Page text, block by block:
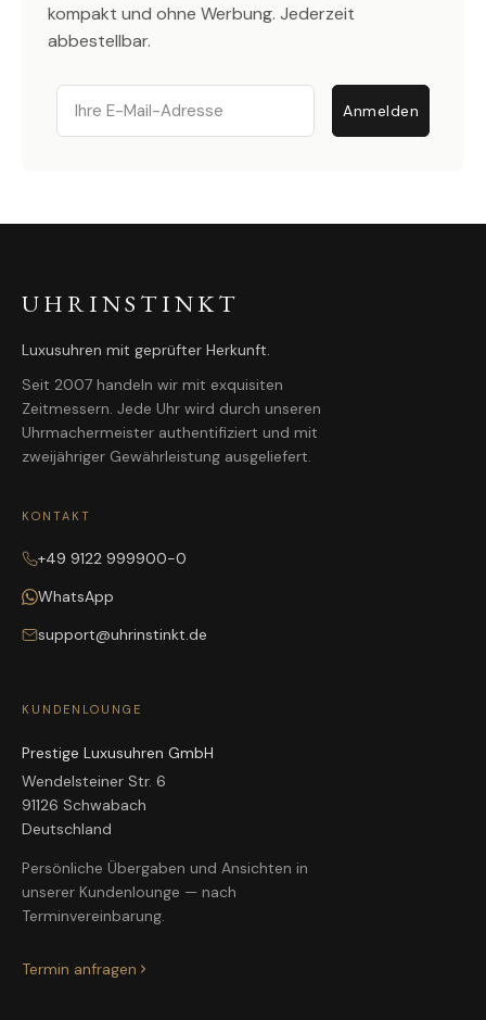
kompakt und ohne Werbung. Jederzeit
abbestellbar.
Email
Anmelden
UHRINSTINKT
Luxusuhren mit geprüfter Herkunft.
Seit 2007 handeln wir mit exquisiten
Zeitmessern. Jede Uhr wird durch unseren
Uhrmachermeister authentifiziert und mit
zweijähriger Gewährleistung ausgeliefert.
KONTAKT
+49 9122 999900-0
WhatsApp
support@uhrinstinkt.de
KUNDENLOUNGE
Prestige Luxusuhren GmbH
Wendelsteiner Str. 6
91126 Schwabach
Deutschland
Persönliche Übergaben und Ansichten in
unserer Kundenlounge — nach
Terminvereinbarung.
Termin anfragen